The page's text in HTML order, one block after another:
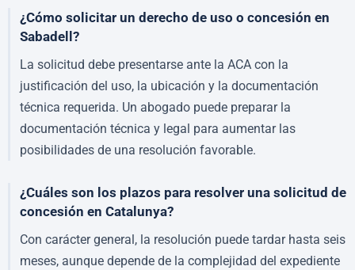
¿Cómo solicitar un derecho de uso o concesión en
Sabadell?
La solicitud debe presentarse ante la ACA con la
justificación del uso, la ubicación y la documentación
técnica requerida. Un abogado puede preparar la
documentación técnica y legal para aumentar las
posibilidades de una resolución favorable.
¿Cuáles son los plazos para resolver una solicitud de
concesión en Catalunya?
Con carácter general, la resolución puede tardar hasta seis
meses, aunque depende de la complejidad del expediente